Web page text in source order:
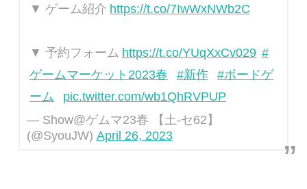
▼ ゲーム紹介 https://t.co/7IwWxNWb2C
▼ 予約フォーム https://t.co/YUqXxCv029 #
ゲームマーケット2023春
#新作
#ボードゲ
ーム
pic.twitter.com/wb1QhRVPUP
— Show@ゲムマ23春 【土-セ62】
(@SyouJW) April 26, 2023